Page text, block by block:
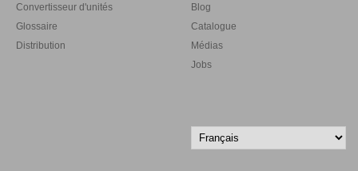
Convertisseur d'unités
Glossaire
Distribution
Blog
Catalogue
Médias
Jobs